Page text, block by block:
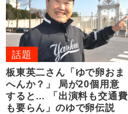
話題
板東英二さん「ゆで卵おま
へんか？」 局が20個用意
すると… 「出演料も交通費
も要らん」のゆで卵伝説